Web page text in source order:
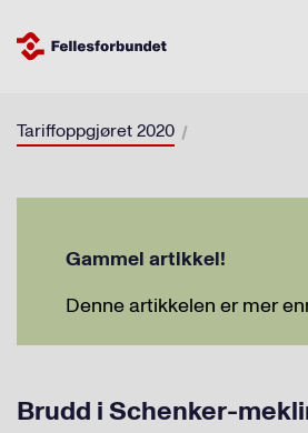
Tariffoppgjøret 2020
Gammel artikkel!
Denne artikkelen er mer
Brudd i Schenker-